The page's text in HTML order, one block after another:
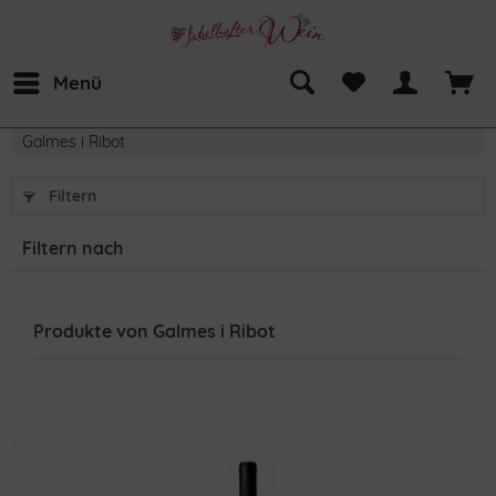
Menü
Galmes i Ribot
Filtern
Filtern nach
Produkte von Galmes i Ribot